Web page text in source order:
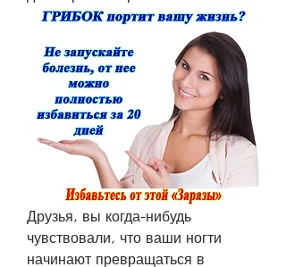
Друзья, вы когда-нибудь
чувствовали, что ваши ногти
начинают превращаться в